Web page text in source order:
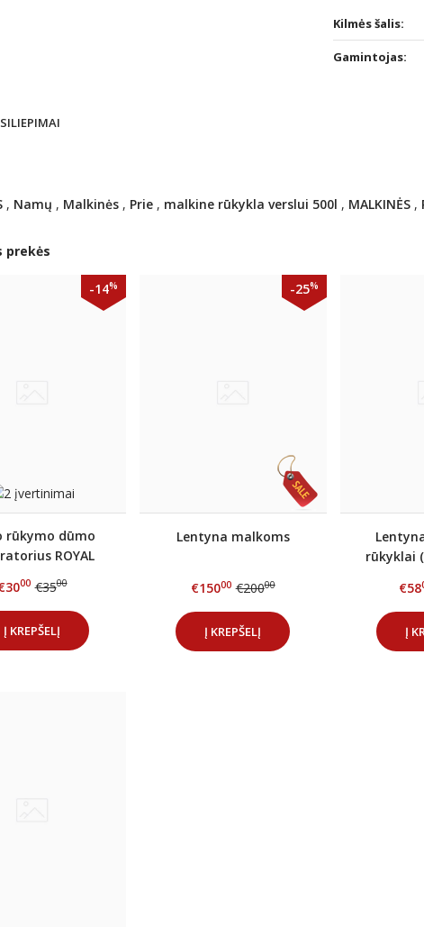
Kilmės šalis:
Gamintojas:
, Namų , Malkinės, Prie, malkine rūkykla verslui 500l , MALKINĖS,
prekės
-14%
rūkymo dūmo
ROYAL
00 €3500
Į KREPŠELĮ
-25%
Lentyna malkoms
€15000 €20000
Į KREPŠELĮ
rūkyklai
€58
Į